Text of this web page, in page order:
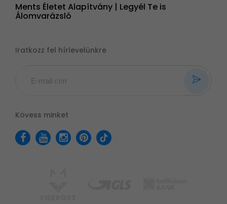
Ments Életet Alapítvány | Legyél Te is
Álomvarázsló
Iratkozz fel hírlevelünkre
Kövess minket